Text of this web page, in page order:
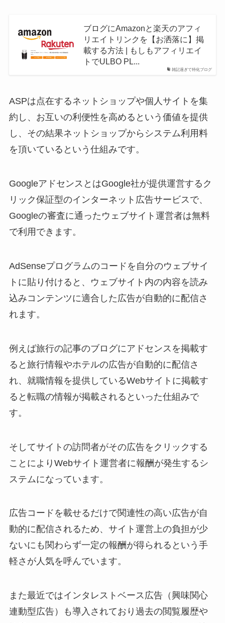
雑記過ぎて特化ブログ
ブログにAmazonと楽天のアフィ
リエイトリンクを【お洒落に】掲
載する方法 | もしもアフィリエイ
トでULBO PL...
ASPは点在するネットショップや個人サイトを集
約し、お互いの利便性を高めるという価値を提供
し、その結果ネットショップからシステム利用料
を頂いているという仕組みです。
GoogleアドセンスとはGoogle社が提供運営するク
リック保証型のインターネット広告サービスで、
Googleの審査に通ったウェブサイト運営者は無料
で利用できます。
AdSenseプログラムのコードを自分のウェブサイ
トに貼り付けると、ウェブサイト内の内容を読み
込みコンテンツに適合した広告が自動的に配信さ
れます。
例えば旅行の記事のブログにアドセンスを掲載す
ると旅行情報やホテルの広告が自動的に配信さ
れ、就職情報を提供しているWebサイトに掲載す
ると転職の情報が掲載されるといった仕組みで
す。
そしてサイトの訪問者がその広告をクリックする
ことによりWebサイト運営者に報酬が発生するシ
ステムになっています。
広告コードを載せるだけで関連性の高い広告が自
動的に配信されるため、サイト運営上の負担が少
ないにも関わらず一定の報酬が得られるという手
軽さが人気を呼んでいます。
また最近ではインタレストベース広告（興味関心
連動型広告）も導入されており過去の閲覧履歴や